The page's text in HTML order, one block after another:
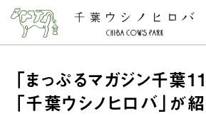
「まっぷるマガジン千葉
「千葉ウシノヒロバ」が紹